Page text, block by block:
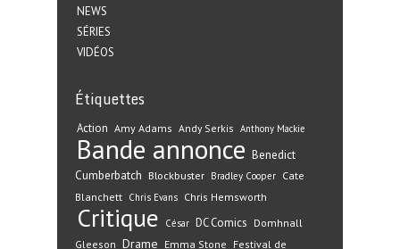
NEWS
SÉRIES
VIDÉOS
Étiquettes
Action Amy Adams Andy Serkis Anthony Mackie
Bande annonce Benedict
Cumberbatch Blockbuster Bradley Cooper Cate
Blanchett Chris Evans Chris Hemsworth
Critique César DC Comics Domhnall
Gleeson Drame Emma Stone Festival de